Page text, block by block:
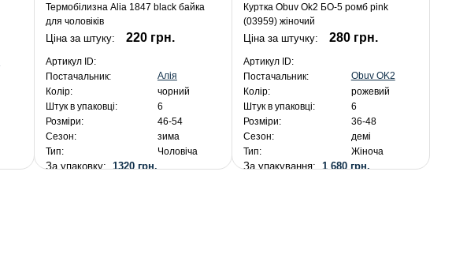
Термобілизна Alia 1847 black байка
для чоловіків
Ціна за штуку: 220 грн.
Артикул ID:
Постачальник:
Алія
Колір:
чорний
Штук в упаковці:
6
Розміри:
46-54
Сезон:
зима
Тип:
Чоловіча
За упаковку:1320 грн.
Куртка Obuv Ok2 БО-5 ромб pink
(03959) жіночий
Ціна за штучку: 280 грн.
Артикул ID:
Постачальник:
Obuv OK2
Колір:
рожевий
Штук в упаковці:
6
Розміри:
36-48
Сезон:
демі
Тип:
Жіноча
За упакування:1 680 грн.